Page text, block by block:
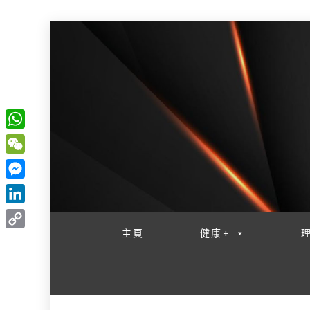
主頁 健康+
W
h
a
t
s
W
e
C
h
M
e
s
L
i